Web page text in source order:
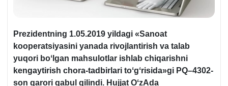
Prezidentning 1.05.2019 yildagi «Sanoat
kooperatsiyasini yanada rivojlantirish va talab
yuqori boʻlgan mahsulotlar ishlab chiqarishni
kengaytirish chora-tadbirlari toʻgʻrisida»gi PQ–4302-
son qarori qabul qilindi. Hujjat OʻzAda